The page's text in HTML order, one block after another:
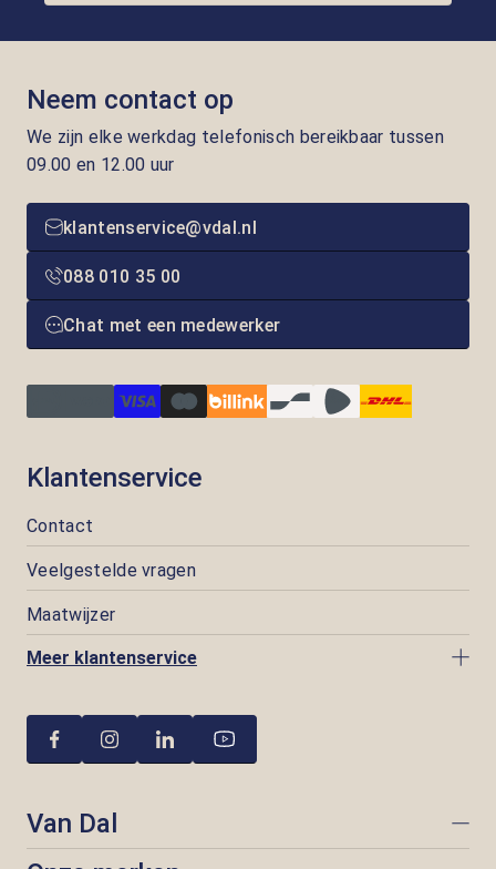
Neem contact op
We zijn elke werkdag telefonisch bereikbaar tussen
09.00 en 12.00 uur
klantenservice@vdal.nl
088 010 35 00
Chat met een medewerker
Klantenservice
Contact
Veelgestelde vragen
Maatwijzer
Meer klantenservice
Van Dal